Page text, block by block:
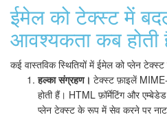
ईमेल को टेक्स्ट में
आवश्यकता कब होती
कई वास्तविक स्थितियों में ईमेल को प्लेन
हल्का संग्रहण। टेक्स्ट फ़ाइलें
होती हैं। HTML फ़ॉर्मेटिंग और
प्लेन टेक्स्ट के रूप में सेव करने पर